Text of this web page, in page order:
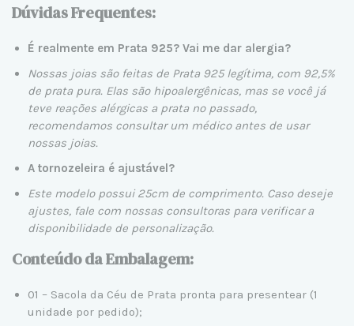
Dúvidas Frequentes:
É realmente em Prata 925? Vai me dar alergia?
Nossas joias são feitas de Prata 925 legítima, com 92,5%
de prata pura. Elas são hipoalergênicas, mas se você já
teve reações alérgicas a prata no passado,
recomendamos consultar um médico antes de usar
nossas joias.
A tornozeleira é ajustável?
Este modelo possui 25cm de comprimento. Caso deseje
ajustes, fale com nossas consultoras para verificar a
disponibilidade de personalização.
Conteúdo da Embalagem:
01 – Sacola da Céu de Prata pronta para presentear (1
unidade por pedido);